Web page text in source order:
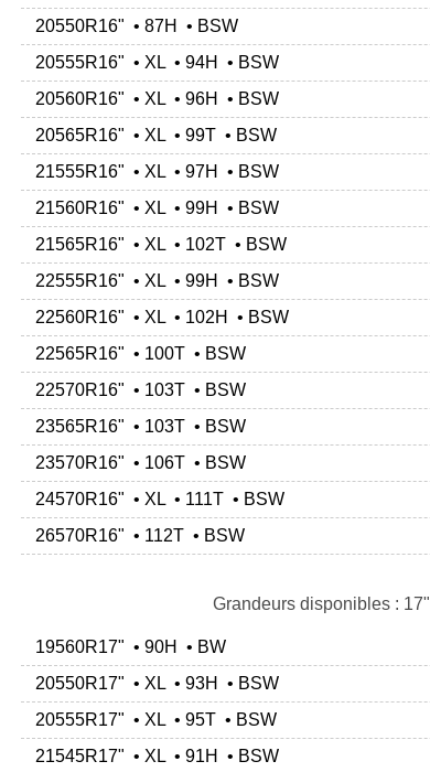
20550R16" • 87H • BSW
20555R16" • XL • 94H • BSW
20560R16" • XL • 96H • BSW
20565R16" • XL • 99T • BSW
21555R16" • XL • 97H • BSW
21560R16" • XL • 99H • BSW
21565R16" • XL • 102T • BSW
22555R16" • XL • 99H • BSW
22560R16" • XL • 102H • BSW
22565R16" • 100T • BSW
22570R16" • 103T • BSW
23565R16" • 103T • BSW
23570R16" • 106T • BSW
24570R16" • XL • 111T • BSW
26570R16" • 112T • BSW
Grandeurs disponibles : 17"
19560R17" • 90H • BW
20550R17" • XL • 93H • BSW
20555R17" • XL • 95T • BSW
21545R17" • XL • 91H • BSW